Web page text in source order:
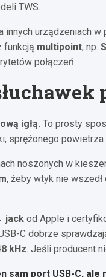
TWS.
innych urządzeniach
funkcją multipoint, np.
połączeń.
igłą. To prosty
sprężonego
noszonych w
, żeby wtyk nie
jack od Apple i
C dobrze
kHz. Jeśli producent
port USB-C, ale